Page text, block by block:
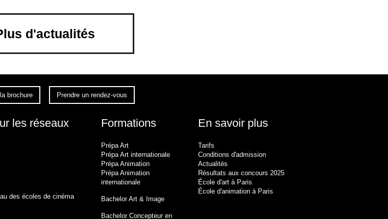
d'actualités
brochure Prendre un rendez-vous
les réseaux
des écoles de cinéma
Formations
Prépa Art
Prépa Art internationale
Prépa Animation
Prépa Animation
internationale
Bachelor Art & Image
Bachelor Concepteur en
En savoir plus
Tarifs
Conditions d'admission
Actualités
Résultats aux concours 2025
École d'art à Paris
École d'animation à Paris